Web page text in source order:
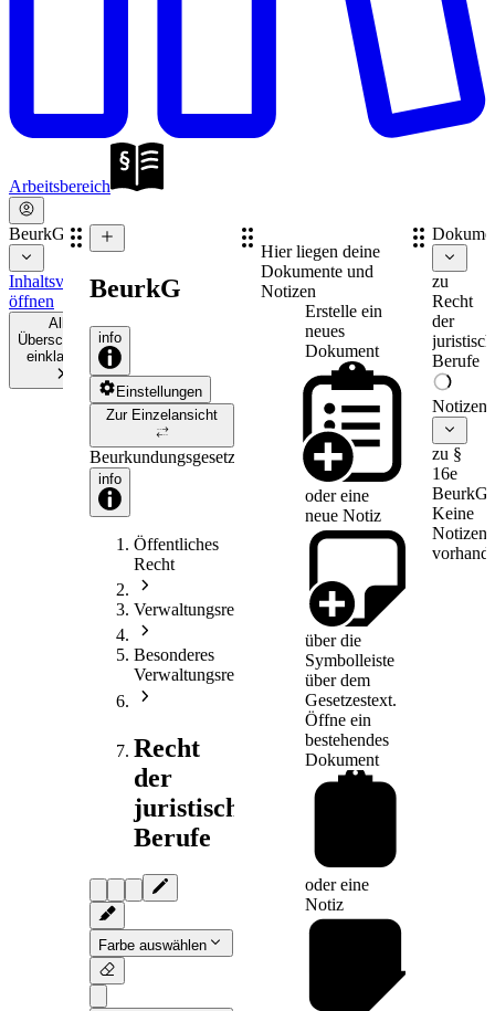
Arbeitsbereich
BeurkG
Inhaltsverzeichnis
öffnen
Alle
Überschriften
einklappen
BeurkG
info
Einstellungen
Zur Einzelansicht
Beurkundungsgesetz
info
Öffentliches
Recht
Verwaltungsrecht
Besonderes
Verwaltungsrecht
Recht
der
juristischen
Berufe
Farbe auswählen
Hier liegen deine
Dokumente und
Notizen
Erstelle ein
neues
Dokument
oder eine
neue Notiz
über die
Symbolleiste
über dem
Gesetzestext.
Öffne ein
bestehendes
Dokument
oder eine
Notiz
zu
Recht
der
Berufe
Notizen
zu §
16e
BeurkG
Keine
Notizen